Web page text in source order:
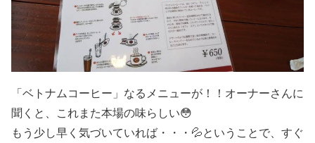
「ベトナムコーヒー」 なるメニューが！！オーナーさんに
聞くと、これまた本場の味らしい😳
もう少し早く気づいていれば・・・💦ということで、すぐ